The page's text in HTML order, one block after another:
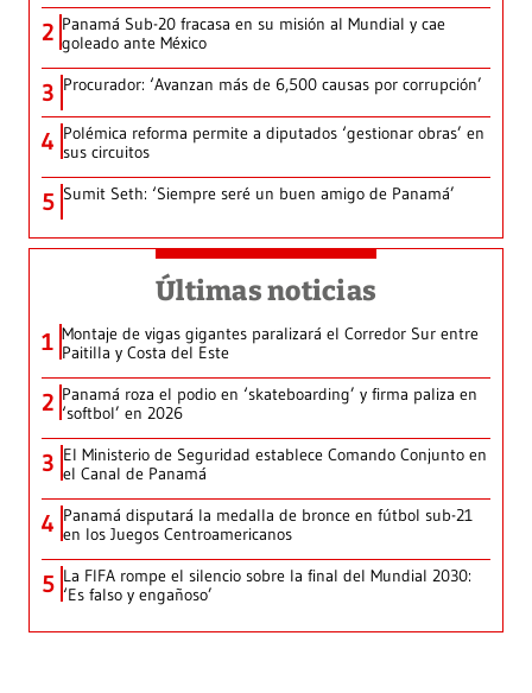
2 Panamá Sub-20 fracasa en su misión al Mundial y cae
goleado ante México
3 Procurador: ‘Avanzan más de 6,500 causas por corrupción’
4 Polémica reforma permite a diputados ‘gestionar obras’ en
sus circuitos
5 Sumit Seth: ‘Siempre seré un buen amigo de Panamá’
Últimas noticias
1 Montaje de vigas gigantes paralizará el Corredor Sur entre
Paitilla y Costa del Este
2 Panamá roza el podio en ‘skateboarding’ y firma paliza en
‘softbol’ en 2026
3 El Ministerio de Seguridad establece Comando Conjunto en
el Canal de Panamá
4 Panamá disputará la medalla de bronce en fútbol sub-21
en los Juegos Centroamericanos
5 La FIFA rompe el silencio sobre la final del Mundial 2030:
‘Es falso y engañoso’